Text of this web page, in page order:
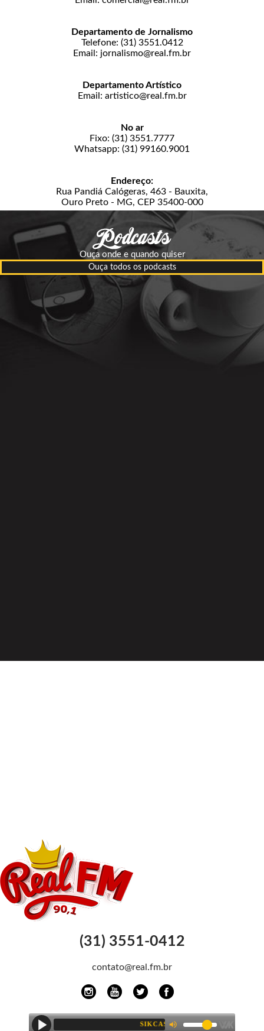
Departamento de Jornalismo
Telefone: (31) 3551.0412
Email: jornalismo@real.fm.br
Departamento Artístico
Email: artistico@real.fm.br
No ar
Fixo: (31) 3551.7777
Whatsapp: (31) 99160.9001
Endereço:
Rua Pandiá Calógeras, 463 - Bauxita,
Ouro Preto - MG, CEP 35400-000
Ouça onde e quando quiser
Ouça todos os podcasts
(31) 3551-0412
contato@real.fm.br